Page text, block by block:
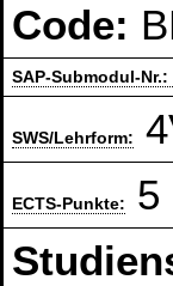
Code:
SAP-Submodul-Nr.:
SWS/Lehrform:
ECTS-Punkte:
5